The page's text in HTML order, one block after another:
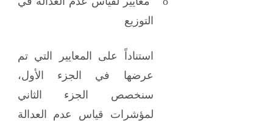
التوزيع
استناداً على المعايير التي تم
عرضها في الجزء الأول،
سنخصص الجزء الثاني
لمؤشرات قياس عدم العدالة